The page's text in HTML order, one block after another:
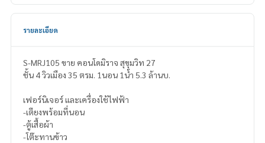
รายละเอียด
S-MRJ105 ขาย คอนโดมิราจ สุขุมวิท 27
ชั้น 4 วิวเมือง 35 ตรม. 1นอน 1น้ำ 5.3 ล้านบ.
เฟอร์นิเจอร์ และเครื่องใช้ไฟฟ้า
-เตียงพร้อมที่นอน
-ตู้เสื้อผ้า
-โต๊ะทานข้าว